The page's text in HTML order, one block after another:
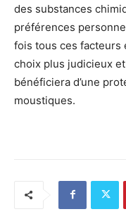
des substances
préférences
fois tous ces facteurs
choix plus judicieux
bénéficiera d’une
moustiques.